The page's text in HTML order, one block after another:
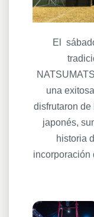
El
una
disfrutaron
japonés,
historia
incorporación